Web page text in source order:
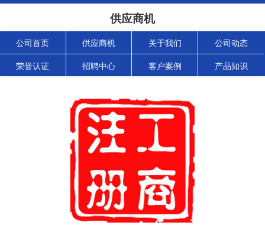
供应商机
公司首页 供应商机 关于我们 公司动态
荣誉认证 招聘中心 客户案例 产品知识